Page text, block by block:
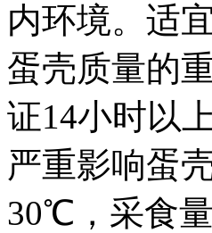
内环境。适
蛋壳质量的
证14小时以
严重影响蛋
30℃，采食